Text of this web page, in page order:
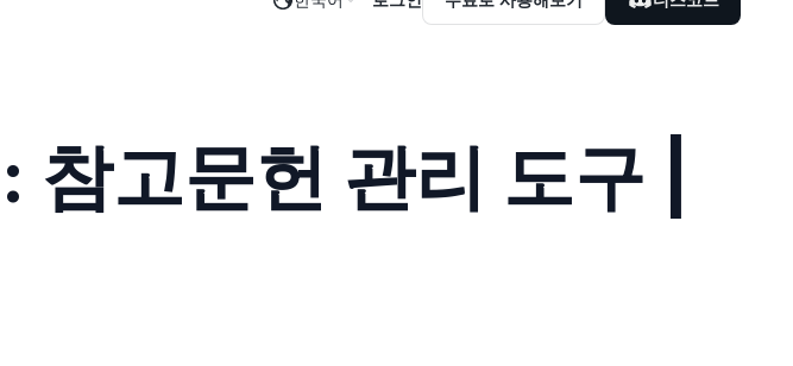
고문헌 관리 도구 |